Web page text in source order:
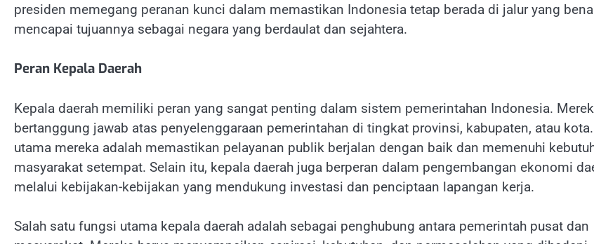
presiden memegang peranan kunci dalam memastikan Indonesia tetap berada di jalur yang
mencapai tujuannya sebagai negara yang berdaulat dan sejahtera.
Peran Kepala Daerah
Kepala daerah memiliki peran yang sangat penting dalam sistem pemerintahan Indonesia.
bertanggung jawab atas penyelenggaraan pemerintahan di tingkat provinsi, kabupaten, atau
utama mereka adalah memastikan pelayanan publik berjalan dengan baik dan memenuhi
masyarakat setempat. Selain itu, kepala daerah juga berperan dalam pengembangan ekonomi
melalui kebijakan-kebijakan yang mendukung investasi dan penciptaan lapangan kerja.
Salah satu fungsi utama kepala daerah adalah sebagai penghubung antara pemerintah pusat dan